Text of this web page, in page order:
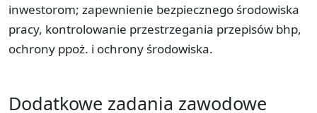
inwestorom; zapewnienie bezpiecznego środowiska
pracy, kontrolowanie przestrzegania przepisów bhp,
ochrony ppoż. i ochrony środowiska.
Dodatkowe zadania zawodowe